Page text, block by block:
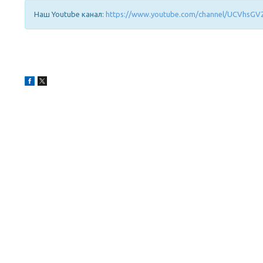
Наш Youtube канал: https://www.youtube.com/channel/